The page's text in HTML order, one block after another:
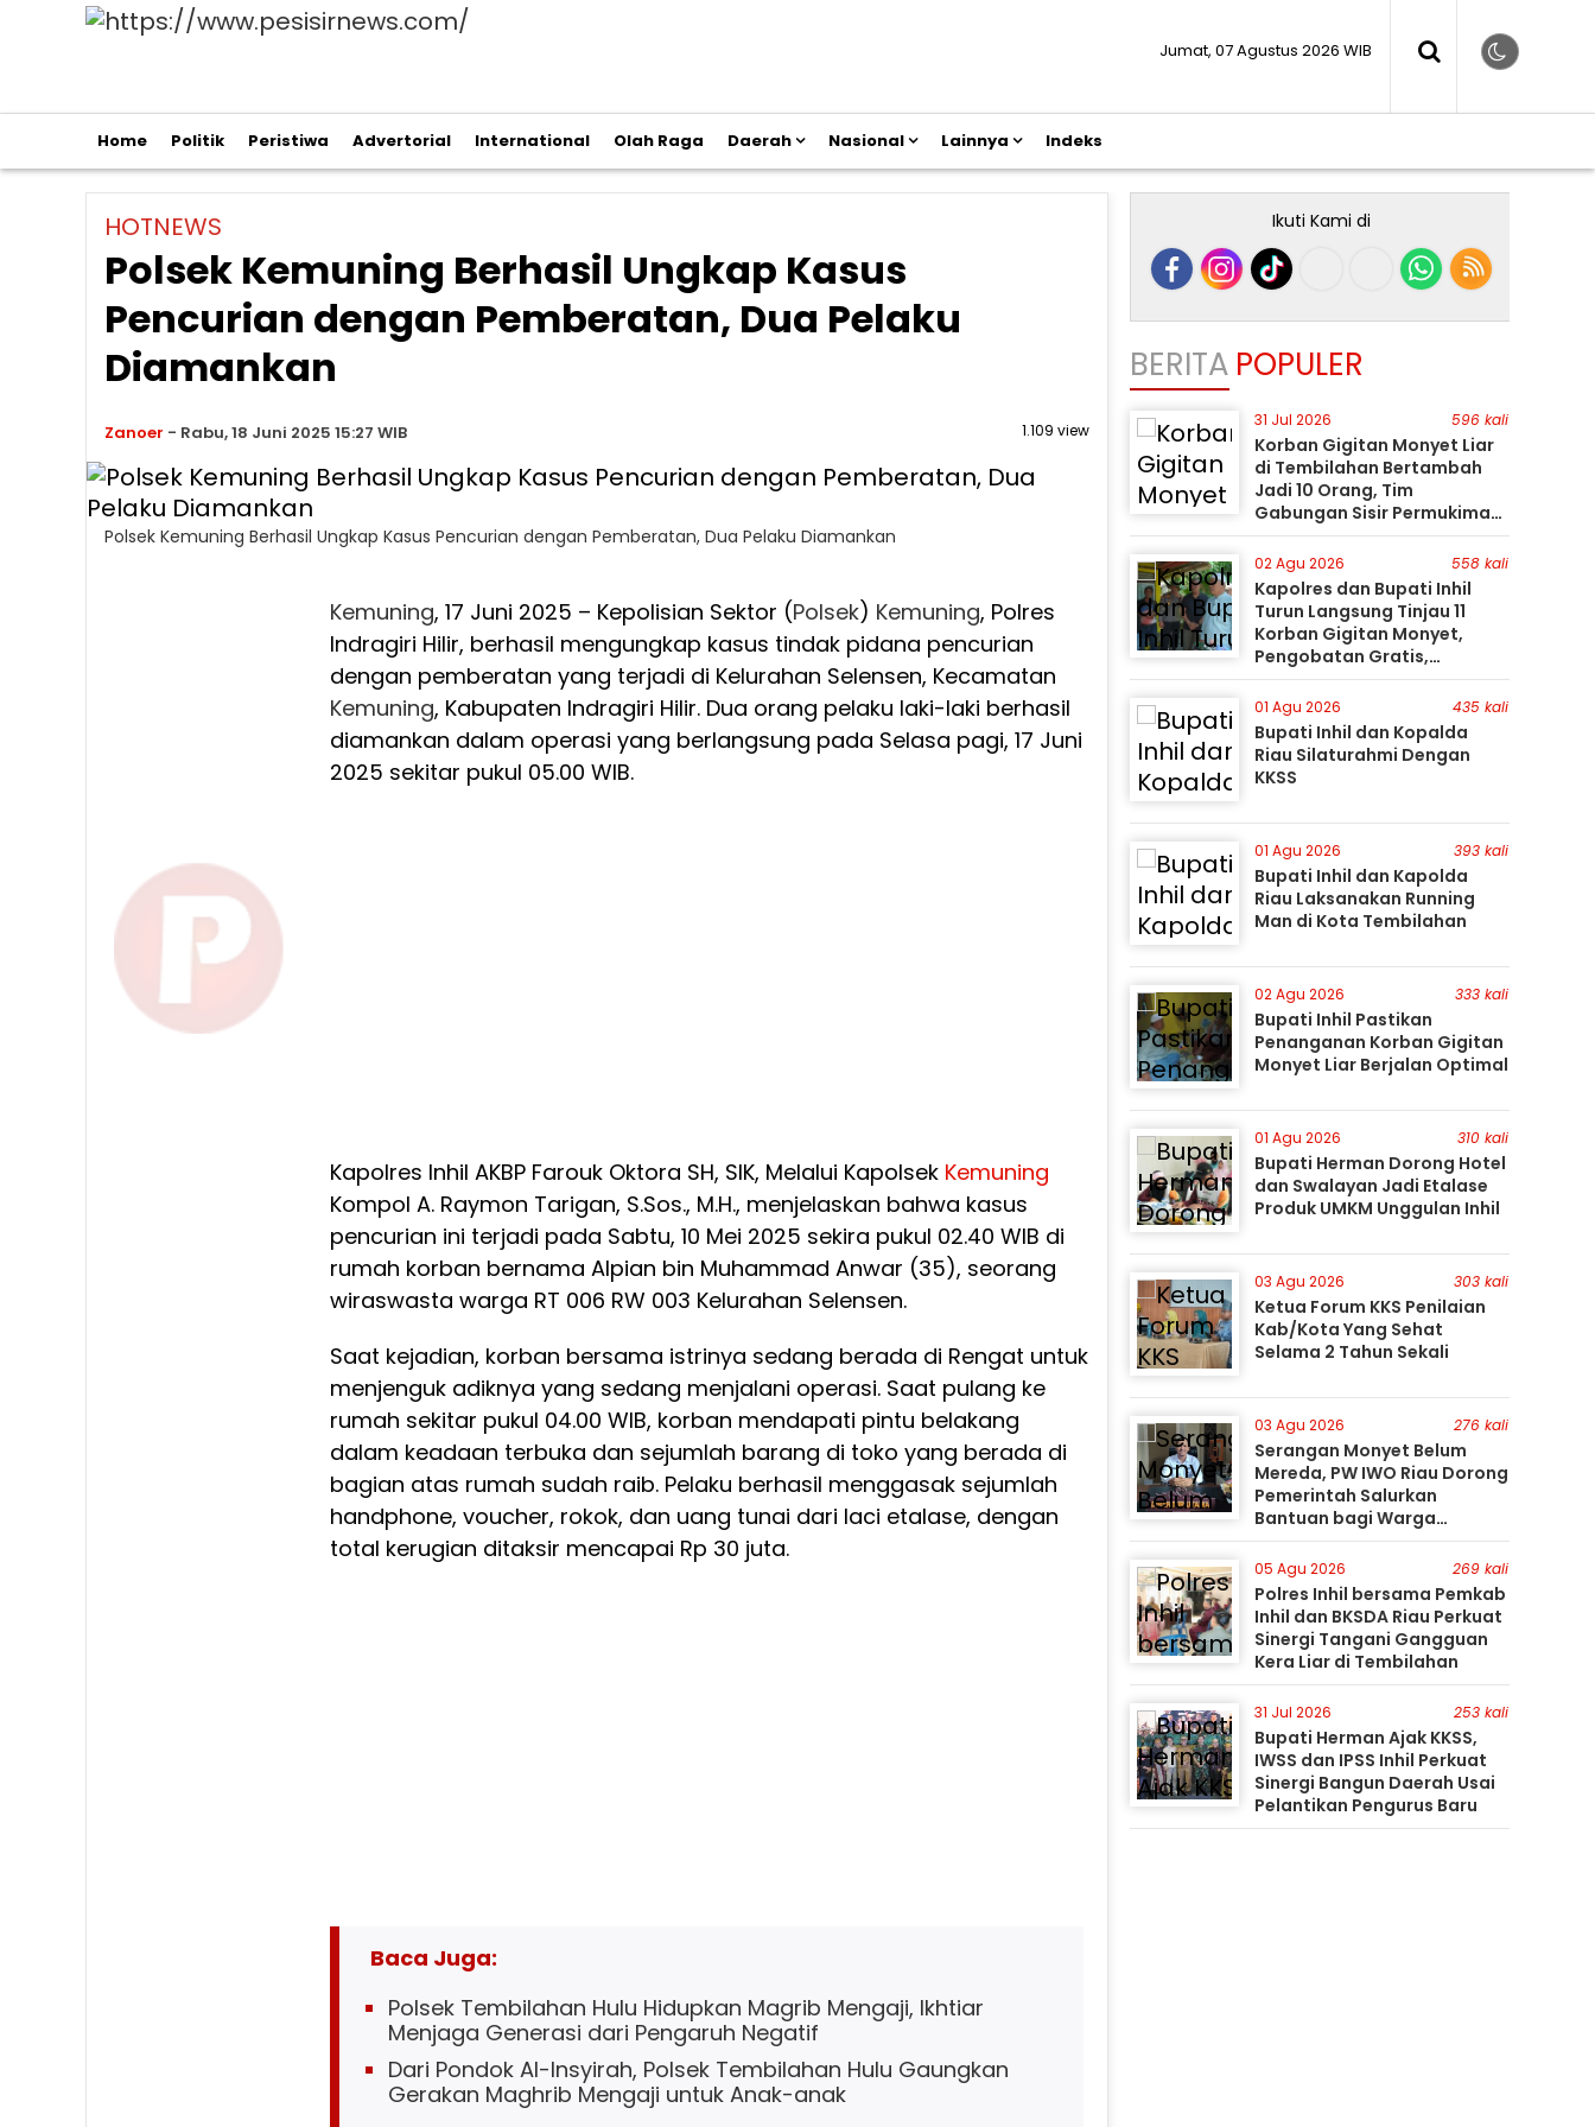
Jumat, 07 Agustus 2026 WIB
Home Politik Peristiwa Advertorial International Olah Raga Daerah Nasional Lainnya Indeks
HOTNEWS
Polsek Kemuning Berhasil Ungkap Kasus
Pencurian dengan Pemberatan, Dua Pelaku
Diamankan
Zanoer - Rabu, 18 Juni 2025 15:27 WIB 1.109 view
Polsek Kemuning Berhasil Ungkap Kasus Pencurian dengan Pemberatan, Dua Pelaku Diamankan
Kemuning, 17 Juni 2025 – Kepolisian Sektor (Polsek) Kemuning, Polres
Indragiri Hilir, berhasil mengungkap kasus tindak pidana pencurian
dengan pemberatan yang terjadi di Kelurahan Selensen, Kecamatan
Kemuning, Kabupaten Indragiri Hilir. Dua orang pelaku laki-laki berhasil
diamankan dalam operasi yang berlangsung pada Selasa pagi, 17 Juni
2025 sekitar pukul 05.00 WIB.
Kapolres Inhil AKBP Farouk Oktora SH, SIK, Melalui Kapolsek Kemuning
Kompol A. Raymon Tarigan, S.Sos., M.H., menjelaskan bahwa kasus
pencurian ini terjadi pada Sabtu, 10 Mei 2025 sekira pukul 02.40 WIB di
rumah korban bernama Alpian bin Muhammad Anwar (35), seorang
wiraswasta warga RT 006 RW 003 Kelurahan Selensen.
Saat kejadian, korban bersama istrinya sedang berada di Rengat untuk
menjenguk adiknya yang sedang menjalani operasi. Saat pulang ke
rumah sekitar pukul 04.00 WIB, korban mendapati pintu belakang
dalam keadaan terbuka dan sejumlah barang di toko yang berada di
bagian atas rumah sudah raib. Pelaku berhasil menggasak sejumlah
handphone, voucher, rokok, dan uang tunai dari laci etalase, dengan
total kerugian ditaksir mencapai Rp 30 juta.
Baca Juga:
Polsek Tembilahan Hulu Hidupkan Magrib Mengaji, Ikhtiar
Menjaga Generasi dari Pengaruh Negatif
Dari Pondok Al-Insyirah, Polsek Tembilahan Hulu Gaungkan
Gerakan Maghrib Mengaji untuk Anak-anak
Ikuti Kami di
BERITA POPULER
31 Jul 2026 596 kali
Korban Gigitan Monyet Liar
di Tembilahan Bertambah
Jadi 10 Orang, Tim
Gabungan Sisir Permukiman
Gunakan Perahu Karet
02 Agu 2026 558 kali
Kapolres dan Bupati Inhil
Turun Langsung Tinjau 11
Korban Gigitan Monyet,
Pengobatan Gratis,
Perburuan Terus Berlanjut
01 Agu 2026 435 kali
Bupati Inhil dan Kopalda
Riau Silaturahmi Dengan
KKSS
01 Agu 2026 393 kali
Bupati Inhil dan Kapolda
Riau Laksanakan Running
Man di Kota Tembilahan
02 Agu 2026 333 kali
Bupati Inhil Pastikan
Penanganan Korban Gigitan
Monyet Liar Berjalan Optimal
01 Agu 2026 310 kali
Bupati Herman Dorong Hotel
dan Swalayan Jadi Etalase
Produk UMKM Unggulan Inhil
03 Agu 2026 303 kali
Ketua Forum KKS Penilaian
Kab/Kota Yang Sehat
Selama 2 Tahun Sekali
03 Agu 2026 276 kali
Serangan Monyet Belum
Mereda, PW IWO Riau Dorong
Pemerintah Salurkan
Bantuan bagi Warga
Terdampak
05 Agu 2026 269 kali
Polres Inhil bersama Pemkab
Inhil dan BKSDA Riau Perkuat
Sinergi Tangani Gangguan
Kera Liar di Tembilahan
31 Jul 2026 253 kali
Bupati Herman Ajak KKSS,
IWSS dan IPSS Inhil Perkuat
Sinergi Bangun Daerah Usai
Pelantikan Pengurus Baru